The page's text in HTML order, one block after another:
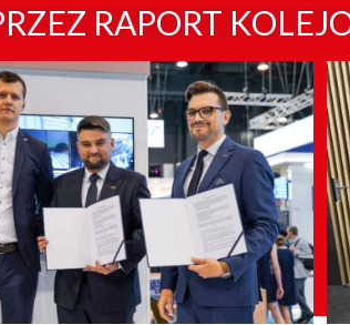
RAPORT